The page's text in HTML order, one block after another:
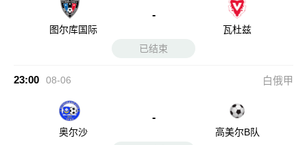
图尔库国际
-
瓦杜兹
已结束
23:00 08-06 白俄甲
奥尔沙
-
高美尔B队